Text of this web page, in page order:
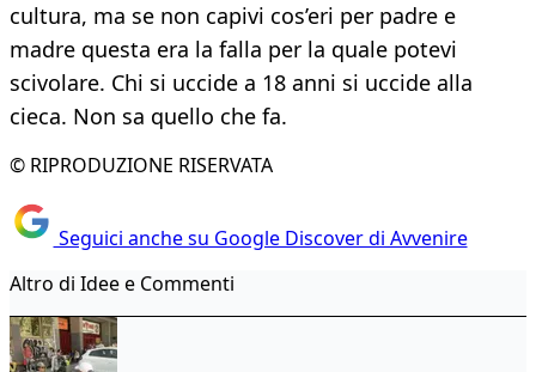
cultura, ma se non capivi cos’eri per padre e
madre questa era la falla per la quale potevi
scivolare. Chi si uccide a 18 anni si uccide alla
cieca. Non sa quello che fa.
© RIPRODUZIONE RISERVATA
Seguici anche su Google Discover di Avvenire
Altro di Idee e Commenti